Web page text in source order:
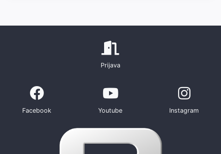
Prijava
Facebook Youtube Instagram